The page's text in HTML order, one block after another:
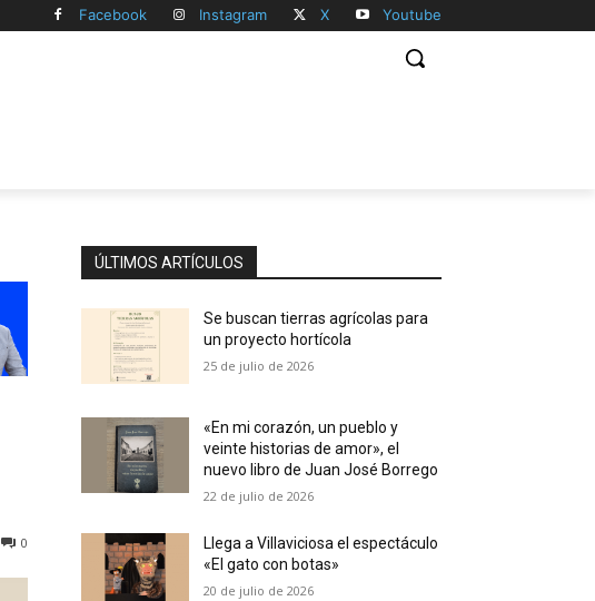
Facebook Instagram X Youtube
0
ÚLTIMOS ARTÍCULOS
Se buscan tierras agrícolas para
un proyecto hortícola
25 de julio de 2026
«En mi corazón, un pueblo y
veinte historias de amor», el
nuevo libro de Juan José Borrego
22 de julio de 2026
Llega a Villaviciosa el espectáculo
«El gato con botas»
20 de julio de 2026